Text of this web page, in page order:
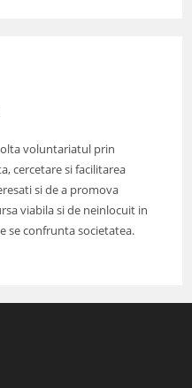
voluntariatul prin
cercetare si facilitarea
si de a promova
viabila si de neinlocuit in
se confrunta societatea.